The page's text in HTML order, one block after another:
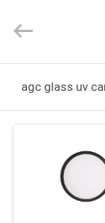
PRODUKTY
Technology
Ltd..
Reserved.
agc glass uv